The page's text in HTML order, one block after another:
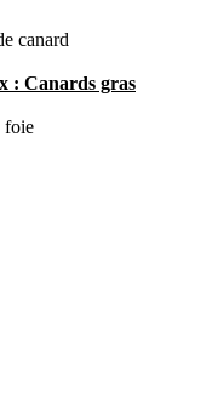
canard
: Canards gras
foie